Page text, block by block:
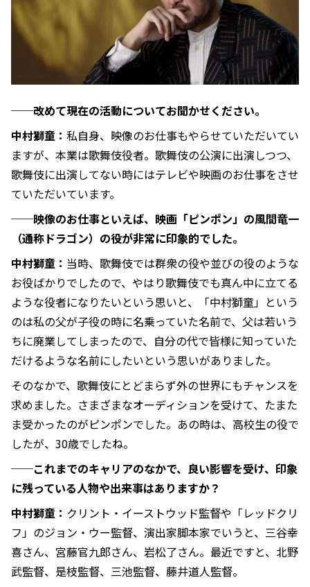
──改めて現在の活動についてお聞かせください。
中村獅童： 私自身、映像のお仕事もやらせていただいてい
ますが、本業は歌舞伎役者。歌舞伎の公演に出演しつつ、
歌舞伎に出演してない時にはテレビや映画のお仕事をさせ
ていただいています。
──映像のお仕事といえば、映画「ピンポン」の風間竜一
（通称ドラゴン）の役が非常に印象的でした。
中村獅童： 当時、歌舞伎では群衆の役や並びの役のような
お役ばかりでしたので、やはり歌舞伎でも真ん中に立てる
ような役者になりたいという思いと、「中村獅童」という
のは私の父が子役の時に名乗っていた名前で、父は若いう
ちに廃業してしまったので、自分の代で皆様に知っていた
だけるような名前にしたいという思いがありました。
そのなかで、歌舞伎にとどまらず外の世界にもチャンスを
求めました。さまざまなオーディションを受けて、たまた
ま受かったのがピンポンでした。あの時は、高校生の役で
したが、30歳でしたね。
──これまでのキャリアのなかで、良い影響を受け、印象
に残っている人物や出来事はありますか？
中村獅童： クリント・イーストウッド監督や「レッドクリ
フ」のジョン・ウー監督、演出家脚本家でいうと、三谷幸
喜さん、宮藤官九郎さん、岩松了さん。最近ですと、北野
武監督、是枝監督、三池監督、藤井道人監督。